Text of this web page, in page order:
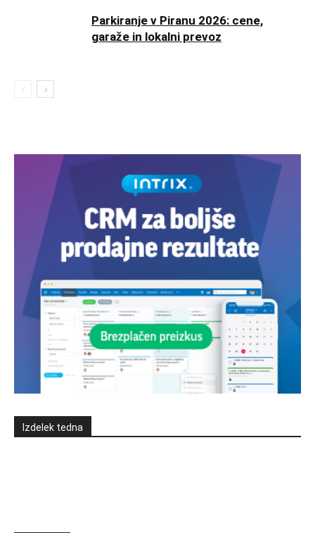
Parkiranje v Piranu 2026: cene,
garaže in lokalni prevoz
Izdelek tedna